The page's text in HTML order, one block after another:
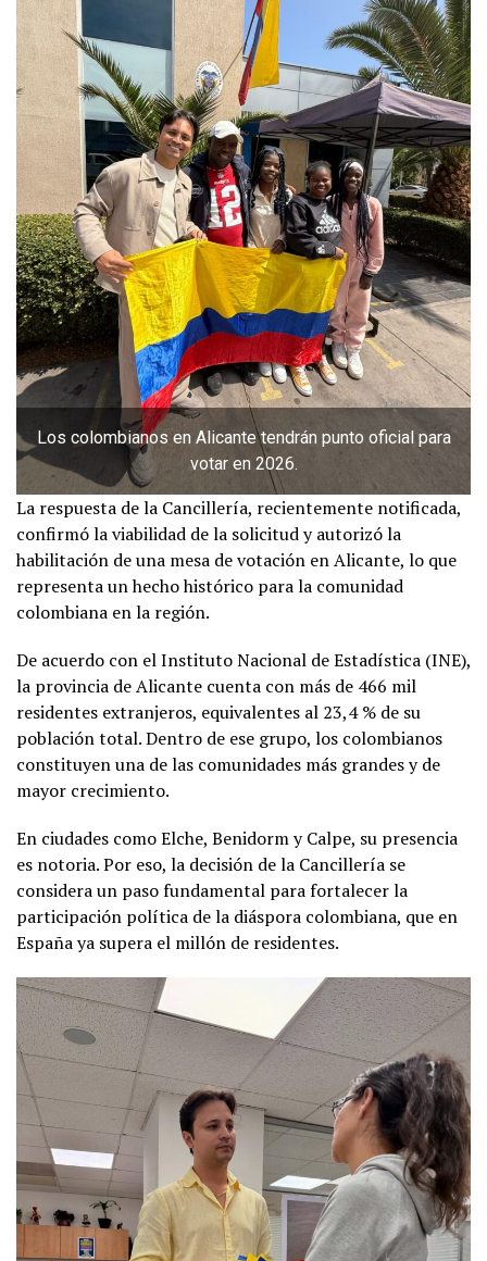
Los colombianos en Alicante tendrán punto oficial para
votar en 2026.
La respuesta de la Cancillería, recientemente notificada,
confirmó la viabilidad de la solicitud y autorizó la
habilitación de una mesa de votación en Alicante, lo que
representa un hecho histórico para la comunidad
colombiana en la región.
De acuerdo con el Instituto Nacional de Estadística (INE),
la provincia de Alicante cuenta con más de 466 mil
residentes extranjeros, equivalentes al 23,4 % de su
población total. Dentro de ese grupo, los colombianos
constituyen una de las comunidades más grandes y de
mayor crecimiento.
En ciudades como Elche, Benidorm y Calpe, su presencia
es notoria. Por eso, la decisión de la Cancillería se
considera un paso fundamental para fortalecer la
participación política de la diáspora colombiana, que en
España ya supera el millón de residentes.